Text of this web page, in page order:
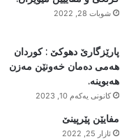
شوبات 28, 2022
پارێزگارێ دھوکێ : کوردان
ھەمی دەمان خەونێن مەزن
ھەبوینە.
كانونی یه‌كه‌م 10, 2023
مفایێن پێرپینێ
ئازار 25, 2022